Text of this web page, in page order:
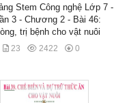
Stem Công nghệ Lớp 7 -
3 - Chương 2 - Bài 46:
trị bệnh cho vật nuôi
23 2422 0